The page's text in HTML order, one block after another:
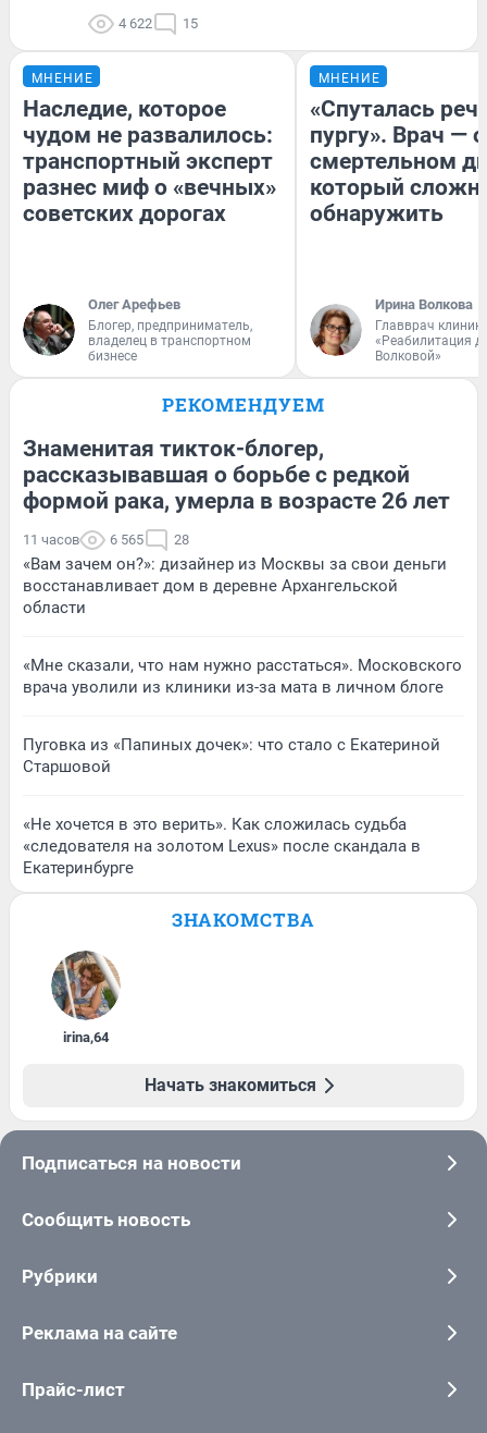
4 622 15
МНЕНИЕ
Наследие, которое
чудом не развалилось:
транспортный эксперт
разнес миф о «вечных»
советских дорогах
Олег Арефьев
Блогер, предприниматель,
владелец в транспортном
бизнесе
МНЕНИЕ
«Спуталась
пургу». Врач — о
смертельном
который
обнаружить
Ирина Волкова
Главврач
«Реабилитация
Волковой»
РЕКОМЕНДУЕМ
Знаменитая тикток-блогер,
рассказывавшая о борьбе с редкой
формой рака, умерла в возрасте 26 лет
11 часов 6 565 28
«Вам зачем он?»: дизайнер из Москвы за свои деньги
восстанавливает дом в деревне Архангельской
области
«Мне сказали, что нам нужно расстаться». Московского
врача уволили из клиники из-за мата в личном блоге
Пуговка из «Папиных дочек»: что стало с Екатериной
Старшовой
«Не хочется в это верить». Как сложилась судьба
«следователя на золотом Lexus» после скандала в
Екатеринбурге
ЗНАКОМСТВА
irina,64
Начать знакомиться
Подписаться на новости
Сообщить новость
Рубрики
Реклама на сайте
Прайс-лист